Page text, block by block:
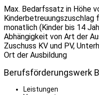
Max. Bedarfssatz in Höhe
Kinderbetreuungszuschlag
monatlich (Kinder bis 14
Abhängigkeit von Art der
Zuschuss KV und PV,
Ort der Ausbildung
Berufsförderungswerk
Leistungen